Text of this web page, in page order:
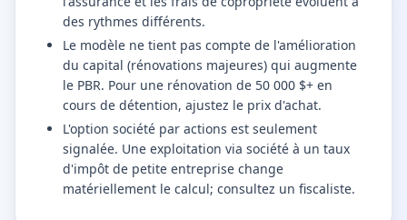
des rythmes différents.
Le modèle ne tient pas compte de l'amélioration
du capital (rénovations majeures) qui augmente
le PBR. Pour une rénovation de 50 000 $+ en
cours de détention, ajustez le prix d'achat.
L'option société par actions est seulement
signalée. Une exploitation via société à un taux
d'impôt de petite entreprise change
matériellement le calcul; consultez un fiscaliste.